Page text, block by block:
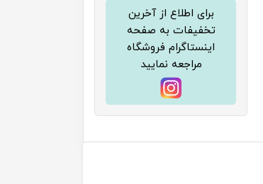
برای اطلاع از آخرین
تخفیفات به صفحه
اینستاگرام فروشگاه
مراجعه نمایید